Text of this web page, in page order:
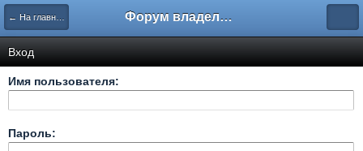
← На главную Форум владельцев интернет-магазинов
Вход
Имя пользователя:
Пароль: